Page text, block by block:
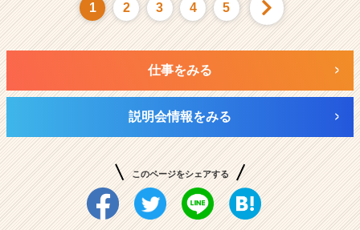
1 2 3 4 5
仕事をみる
説明会情報をみる
このページをシェアする